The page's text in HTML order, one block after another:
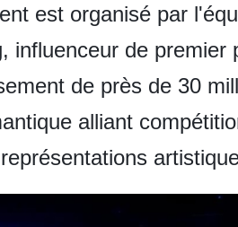
est organisé par
influenceur de premier
de près de 30
alliant